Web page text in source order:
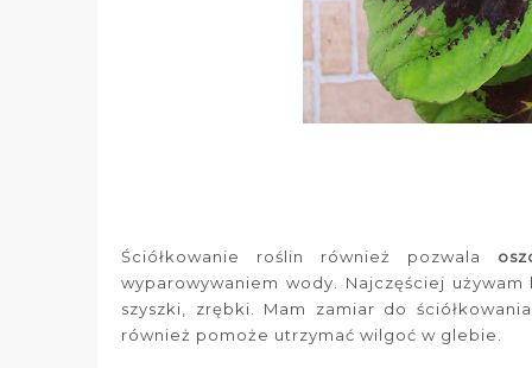
Ściółkowanie roślin również pozwala
wyparowywaniem wody. Najczęściej
szyszki, zrębki. Mam zamiar do
również pomoże utrzymać wilgoć w glebie.